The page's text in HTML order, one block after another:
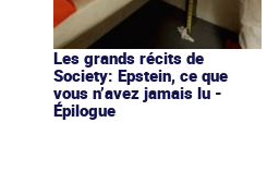
Les grands récits de
Society: Epstein, ce que
vous n’avez jamais lu -
Épilogue